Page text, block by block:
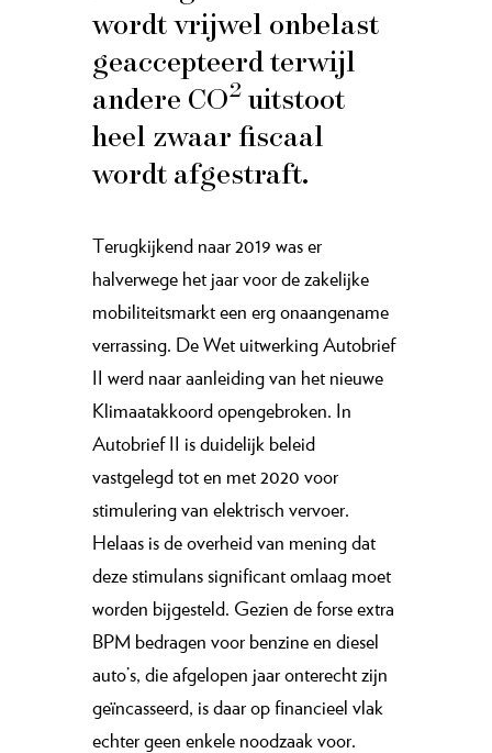
wordt vrijwel onbelast
geaccepteerd terwijl
andere CO2 uitstoot
heel zwaar fiscaal
wordt afgestraft.
Terugkijkend naar 2019 was er
halverwege het jaar voor de zakelijke
mobiliteitsmarkt een erg onaangename
verrassing. De Wet uitwerking Autobrief
II werd naar aanleiding van het nieuwe
Klimaatakkoord opengebroken. In
Autobrief II is duidelijk beleid
vastgelegd tot en met 2020 voor
stimulering van elektrisch vervoer.
Helaas is de overheid van mening dat
deze stimulans significant omlaag moet
worden bijgesteld. Gezien de forse extra
BPM bedragen voor benzine en diesel
auto’s, die afgelopen jaar onterecht zijn
geïncasseerd, is daar op financieel vlak
echter geen enkele noodzaak voor.